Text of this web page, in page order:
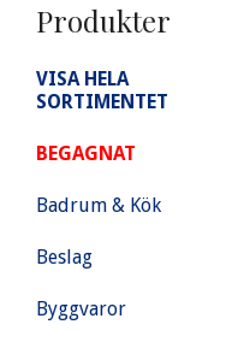
Produkter
VISA HELA
SORTIMENTET
BEGAGNAT
Badrum & Kök
Beslag
Byggvaror